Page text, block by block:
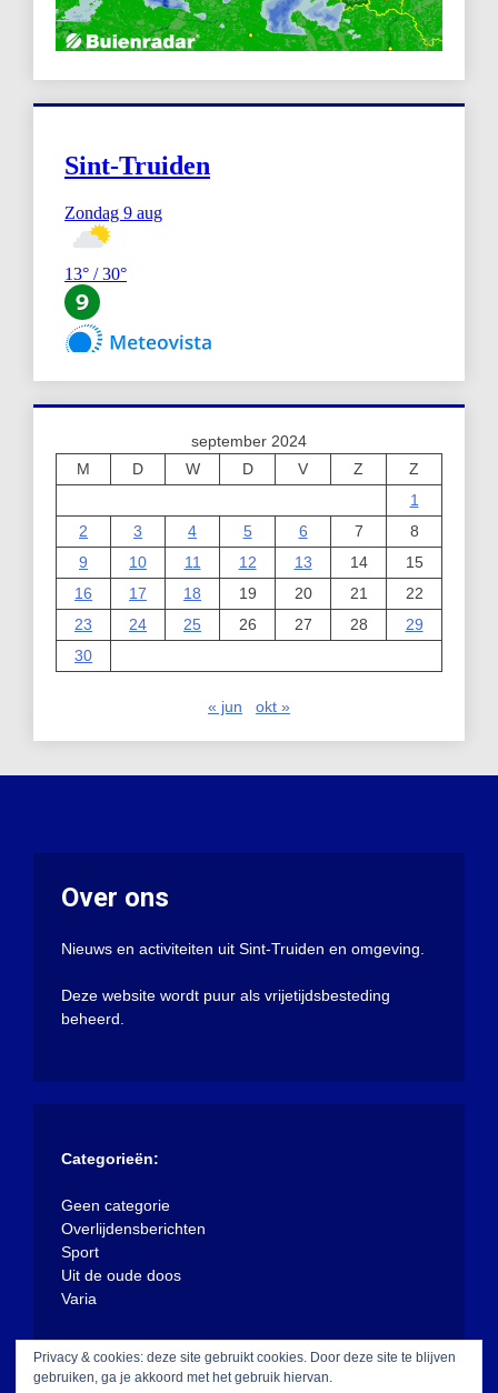
september 2024
M
D W D V Z
Z
1
2
3 4 5 6 7
8
9
10 11 12 13 14
15
16
17 18 19 20 21
22
23
24 25 26 27 28
29
30
« jun okt »
Over ons
Nieuws en activiteiten uit Sint-Truiden en omgeving.
Deze website wordt puur als vrijetijdsbesteding
beheerd.
Categorieën:
Geen categorie
Overlijdensberichten
Sport
Uit de oude doos
Varia
Privacy & cookies: deze site gebruikt cookies. Door deze site te blijven
gebruiken, ga je akkoord met het gebruik hiervan.